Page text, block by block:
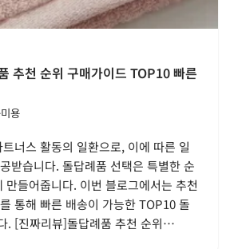
추천 순위 구매가이드 TOP10 빠른
용
너스 활동의 일환으로, 이에 따른 일
받습니다. 돌답례품 선택은 특별한 순
만들어줍니다. 이번 블로그에서는 추천
통해 빠른 배송이 가능한 TOP10 돌
. [진짜리뷰]돌답례품 추천 순위…